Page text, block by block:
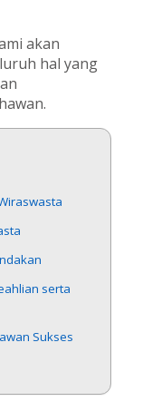
akan
hal yang
serta
Sukses